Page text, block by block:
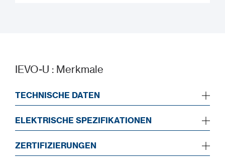
IEVO-U : Merkmale
TECHNISCHE DATEN
ELEKTRISCHE SPEZIFIKATIONEN
ZERTIFIZIERUNGEN